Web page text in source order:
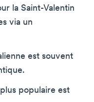
la Saint-Valentin
via un
est souvent
populaire est